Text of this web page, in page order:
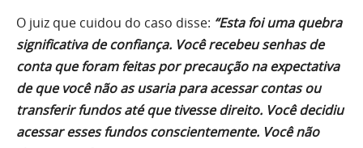
O juiz que cuidou do caso disse: “Esta foi uma quebra
significativa de confiança. Você recebeu senhas de
conta que foram feitas por precaução na expectativa
de que você não as usaria para acessar contas ou
transferir fundos até que tivesse direito. Você decidiu
acessar esses fundos conscientemente. Você não